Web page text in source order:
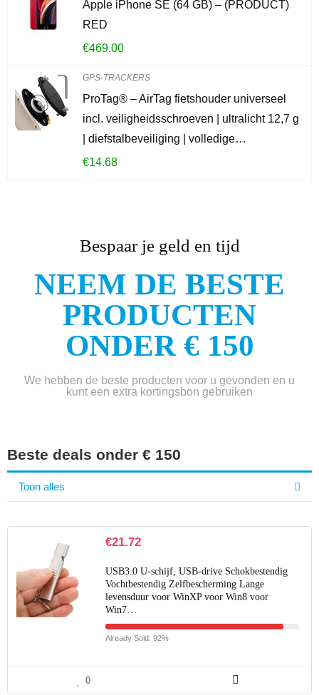
Apple iPhone SE (64 GB) – (PRODUCT)
RED
€469.00
GPS-TRACKERS
ProTag® – AirTag fietshouder universeel
incl. veiligheidsschroeven | ultralicht 12,7 g
| diefstalbeveiliging | volledige…
€14.68
Bespaar je geld en tijd
NEEM DE BESTE
PRODUCTEN
ONDER € 150
We hebben de beste producten voor u gevonden en u
kunt een extra kortingsbon gebruiken
Beste deals onder € 150
Toon alles
€21.72
USB3.0 U-schijf, USB-drive Schokbestendig
Vochtbestendig Zelfbescherming Lange
levensduur voor WinXP voor Win8 voor
Win7…
Already Sold: 92%
0